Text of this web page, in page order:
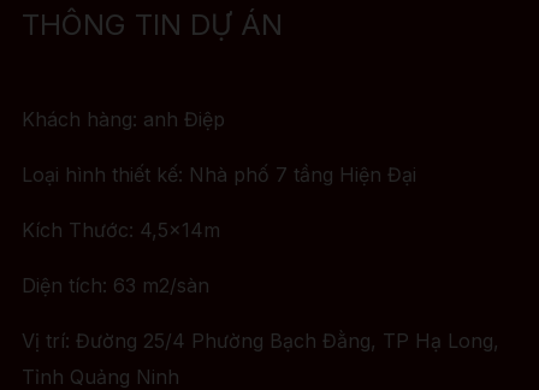
THÔNG TIN DỰ ÁN
Khách hàng: anh Điệp
Loại hình thiết kế: Nhà phố 7 tầng Hiện Đại
Kích Thước: 4,5x14m
Diện tích: 63 m2/sàn
Vị trí: Đường 25/4 Phường Bạch Đằng, TP Hạ Long,
Tỉnh Quảng Ninh